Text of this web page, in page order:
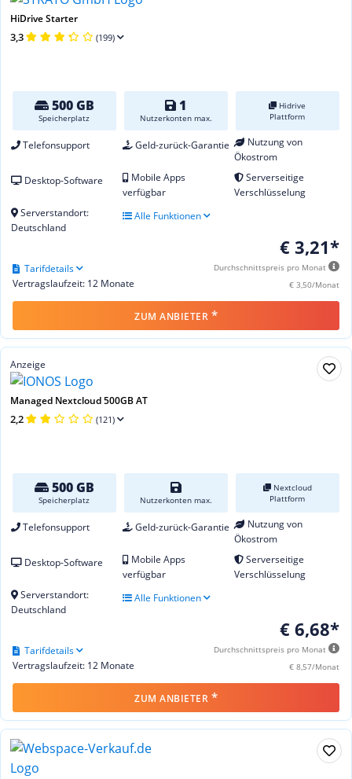
HiDrive Starter
3,3 (199)
500 GB
Speicherplatz
1
Nutzerkonten max.
Hidrive
Plattform
Telefonsupport Geld-zurück-Garantie
Nutzung von
Ökostrom
Desktop-Software
Mobile Apps
verfügbar
Serverseitige
Verschlüsselung
Serverstandort:
Deutschland
Alle Funktionen
€ 3,21*
Durchschnittspreis pro Monat
€ 3,50/Monat
Vertragslaufzeit: 12 Monate
Tarifdetails
ZUM ANBIETER *
Anzeige
Managed Nextcloud 500GB AT
2,2 (121)
500 GB
Speicherplatz Nutzerkonten max.
Nextcloud
Plattform
Telefonsupport Geld-zurück-Garantie
Nutzung von
Ökostrom
Desktop-Software
Mobile Apps
verfügbar
Serverseitige
Verschlüsselung
Serverstandort:
Deutschland
Alle Funktionen
€ 6,68*
Durchschnittspreis pro Monat
€ 8,57/Monat
Vertragslaufzeit: 12 Monate
Tarifdetails
ZUM ANBIETER *